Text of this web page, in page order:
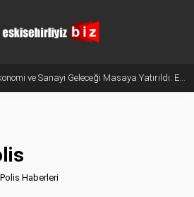
Belçika’dan Eskişehir’e Ticaret Köprüsü: Belediye Başkanı Emir Kır MÜSİAD’ı Ziyaret Etti
Haberleri